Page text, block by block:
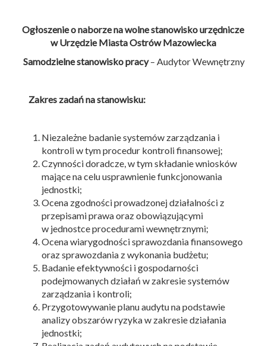
Ogłoszenie o naborze na wolne stanowisko urzędnicze
w Urzędzie Miasta Ostrów Mazowiecka
Samodzielne stanowisko pracy– Audytor Wewnętrzny
Zakres zadań na stanowisku:
Niezależne badanie systemów zarządzania i
kontroli w tym procedur kontroli finansowej;
Czynności doradcze, w tym składanie wniosków
mające na celu usprawnienie funkcjonowania
jednostki;
Ocena zgodności prowadzonej działalności z
przepisami prawa oraz obowiązującymi
w jednostce procedurami wewnętrznymi;
Ocena wiarygodności sprawozdania finansowego
oraz sprawozdania z wykonania budżetu;
Badanie efektywności i gospodarności
podejmowanych działań w zakresie systemów
zarządzania i kontroli;
Przygotowywanie planu audytu na podstawie
analizy obszarów ryzyka w zakresie działania
jednostki;